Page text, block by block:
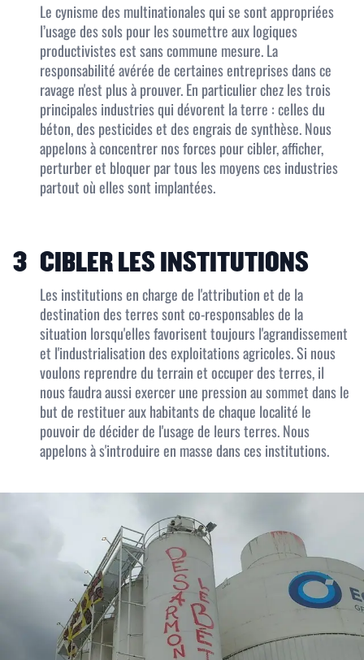
Le cynisme des multinationales qui se sont appropriées
l’usage des sols pour les soumettre aux logiques
productivistes est sans commune mesure. La
responsabilité avérée de certaines entreprises dans ce
ravage n'est plus à prouver. En particulier chez les trois
principales industries qui dévorent la terre : celles du
béton, des pesticides et des engrais de synthèse. Nous
appelons à concentrer nos forces pour cibler, afficher,
perturber et bloquer par tous les moyens ces industries
partout où elles sont implantées.
3 CIBLER LES INSTITUTIONS
Les institutions en charge de l'attribution et de la
destination des terres sont co-responsables de la
situation lorsqu'elles favorisent toujours l'agrandissement
et l'industrialisation des exploitations agricoles. Si nous
voulons reprendre du terrain et occuper des terres, il
nous faudra aussi exercer une pression au sommet dans le
but de restituer aux habitants de chaque localité le
pouvoir de décider de l'usage de leurs terres. Nous
appelons à s'introduire en masse dans ces institutions.